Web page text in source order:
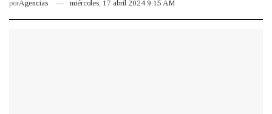
porAgencias miércoles, 17 abril 2024 9:15 AM